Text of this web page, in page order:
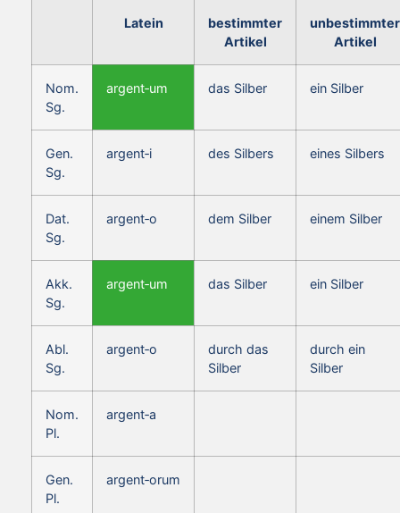
Latein
bestimmter
Artikel
unbestimmter
Artikel
Nom.
Sg.
argent‑um das Silber ein Silber
Gen.
Sg.
argent‑i des Silbers eines Silbers
Dat.
Sg.
argent‑o dem Silber einem Silber
Akk.
Sg.
argent‑um das Silber ein Silber
Abl.
Sg.
argent‑o
durch das
Silber
durch ein
Silber
Nom.
Pl.
argent‑a
Gen.
Pl.
argent‑orum